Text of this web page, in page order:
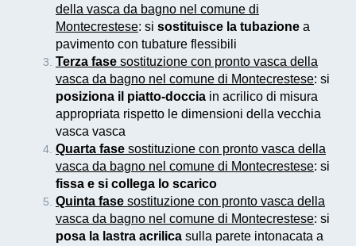
della vasca da bagno nel comune di
Montecrestese: si sostituisce la tubazione a
pavimento con tubature flessibili
Terza fase sostituzione con pronto vasca della
vasca da bagno nel comune di Montecrestese: si
posiziona il piatto-doccia in acrilico di misura
appropriata rispetto le dimensioni della vecchia
vasca vasca
Quarta fase sostituzione con pronto vasca della
vasca da bagno nel comune di Montecrestese: si
fissa e si collega lo scarico
Quinta fase sostituzione con pronto vasca della
vasca da bagno nel comune di Montecrestese: si
posa la lastra acrilica sulla parete intonacata a